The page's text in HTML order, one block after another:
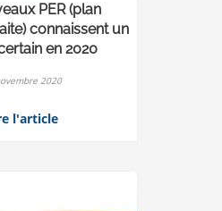
PER (plan
connaissent un
en 2020
2020
l'article